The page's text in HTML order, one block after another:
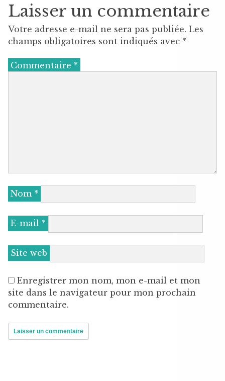
Laisser un commentaire
Votre adresse e-mail ne sera pas publiée. Les
champs obligatoires sont indiqués avec *
Commentaire *
Nom *
E-mail *
Site web
Enregistrer mon nom, mon e-mail et mon
site dans le navigateur pour mon prochain
commentaire.